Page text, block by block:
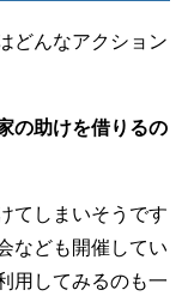
どんなアクション
の助けを借りるの
てしまいそうです
なども開催してい
用してみるのも一